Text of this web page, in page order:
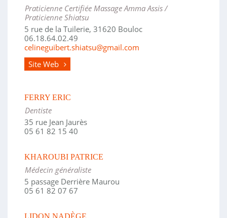
Praticienne Certifiée Massage Amma Assis /
Praticienne Shiatsu
5 rue de la Tuilerie, 31620 Bouloc
06.18.64.02.49
celineguibert.shiatsu@gmail.com
Site Web
FERRY ERIC
Dentiste
35 rue Jean Jaurès
05 61 82 15 40
KHAROUBI PATRICE
Médecin généraliste
5 passage Derrière Maurou
05 61 82 07 67
LIDON NADÈGE